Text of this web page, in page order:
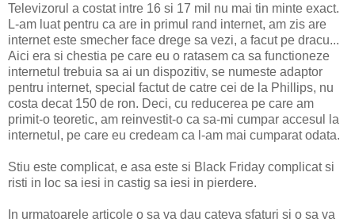
Televizorul a costat intre 16 si 17 mil nu mai tin minte exact.
L-am luat pentru ca are in primul rand internet, am zis are
internet este smecher face drege sa vezi, a facut pe dracu...
Aici era si chestia pe care eu o ratasem ca sa functioneze
internetul trebuia sa ai un dispozitiv, se numeste adaptor
pentru internet, special factut de catre cei de la Phillips, nu
costa decat 150 de ron. Deci, cu reducerea pe care am
primit-o teoretic, am reinvestit-o ca sa-mi cumpar accesul la
internetul, pe care eu credeam ca l-am mai cumparat odata.
Stiu este complicat, e asa este si Black Friday complicat si
risti in loc sa iesi in castig sa iesi in pierdere.
In urmatoarele articole o sa va dau cateva sfaturi si o sa va